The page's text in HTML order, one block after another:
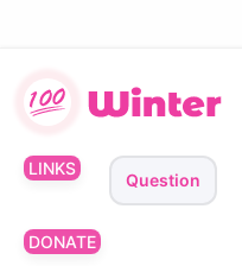
LINKS
Question
DONATE